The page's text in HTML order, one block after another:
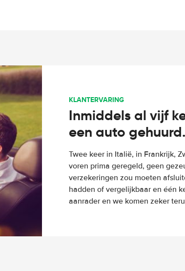
KLANTERVARING
Inmiddels al vijf
een auto gehuurd.
Twee keer in Italië, in Frankrijk,
voren prima geregeld, geen
verzekeringen zou moeten
hadden of vergelijkbaar en één
aanrader en we komen zeker